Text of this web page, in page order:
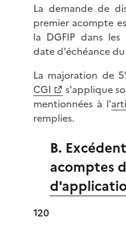
La demande de
premier acompte
la DGFIP dans
date d'échéance
La majoration de
CGI
s'applique
mentionnées à l'
remplies.
B.
acomptes
120